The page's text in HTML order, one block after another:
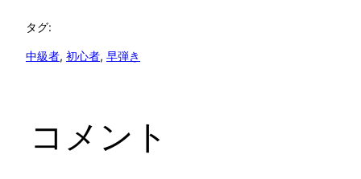
タグ:
中級者, 初心者, 早弾き
コメント